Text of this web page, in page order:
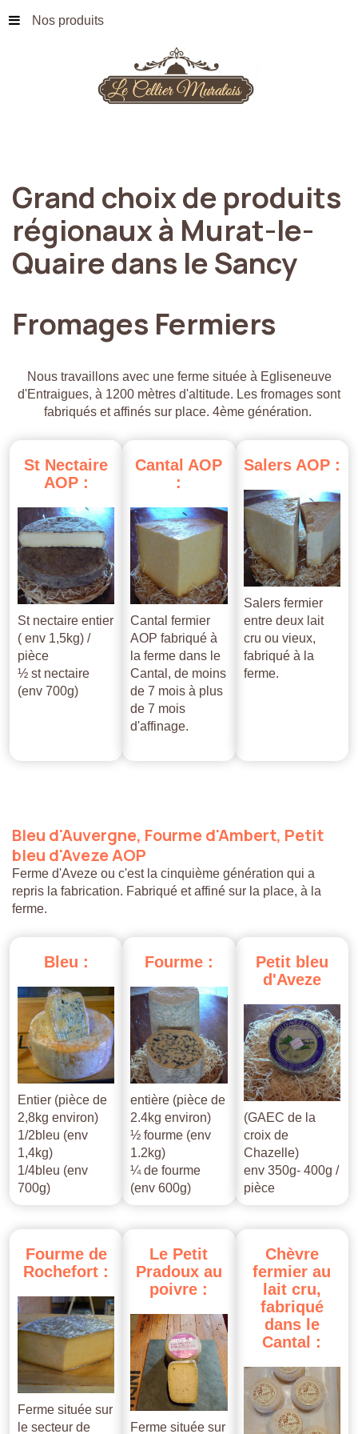
Nos produits
Grand choixde produits
régionauxà Murat-le-
Quairedans leSancy
Fromages Fermiers
Nous travaillons avec une ferme située à Egliseneuve
d'Entraigues, à 1200 mètres d'altitude. Les fromages sont
fabriqués et affinés sur place. 4ème génération.
St Nectaire
AOP :
St nectaire entier
( env 1,5kg) /
pièce
½ st nectaire
(env 700g)
Cantal AOP
:
Cantal fermier
AOP fabriqué à
la ferme dans le
Cantal, de moins
de 7 mois à plus
de 7 mois
d'affinage.
Salers AOP :
Salers fermier
entre deux lait
cru ou vieux,
fabriqué à la
ferme.
Bleu d'Auvergne, Fourmed'Ambert, Petit
bleu d'AvezeAOP
Ferme d'Aveze ou c'est la cinquième génération qui a
repris la fabrication. Fabriqué et affiné sur la place, à la
ferme.
Bleu :
Entier (pièce de
2,8kg environ)
1/2bleu (env
1,4kg)
1/4bleu (env
700g)
Fourme :
entière (pièce de
2.4kg environ)
½ fourme (env
1.2kg)
¼ de fourme
(env 600g)
Petit bleu
d'Aveze
(GAEC de la
croix de
Chazelle)
env 350g- 400g /
pièce
Fourme de
Rochefort :
Ferme située sur
le secteur de
Le Petit
Pradoux au
poivre :
Ferme située sur
Chèvre
fermier au
lait cru,
fabriqué
dans le
Cantal :